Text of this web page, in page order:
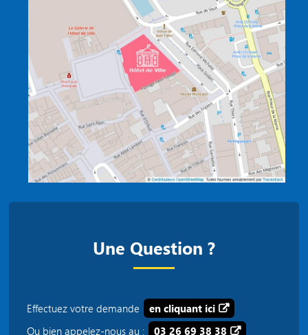
Une Question ?
Effectuez votre demande
en cliquant ici
Ou bien appelez-nous au :
03 26 69 38 38